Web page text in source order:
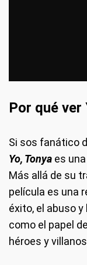
Por qué ver
Si sos fanático
Yo, Tonya es
Más allá de su
película es una
éxito, el abuso
como el papel
héroes y